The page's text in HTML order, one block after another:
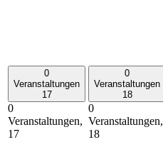
0
Veranstaltungen
17
0
Veranstaltungen,
17
0
Veranstaltungen
18
0
Veranstaltungen,
18